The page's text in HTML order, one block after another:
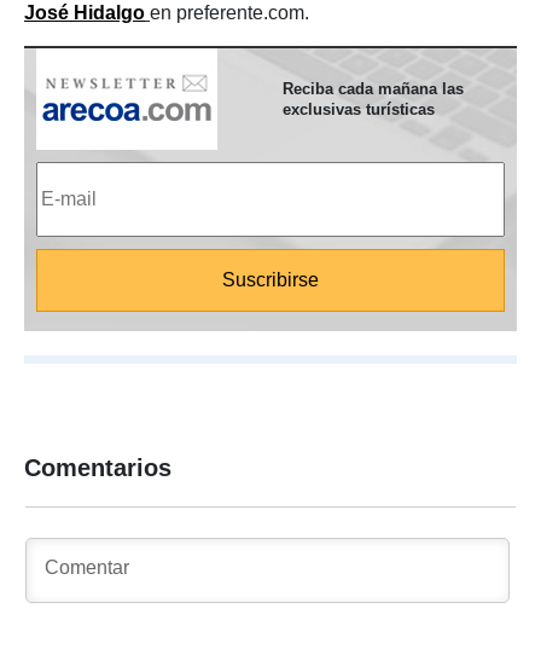
José Hidalgo en preferente.com.
Reciba cada mañana las
exclusivas turísticas
Comentarios